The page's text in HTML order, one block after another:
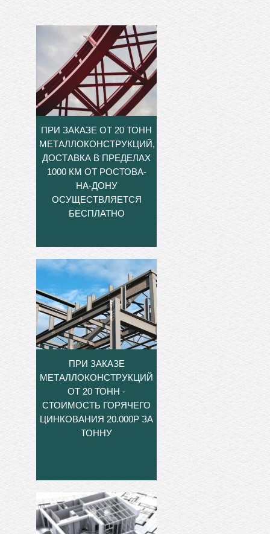
ПРИ ЗАКАЗЕ ОТ 20 ТОНН
МЕТАЛЛОКОНСТРУКЦИЙ,
ДОСТАВКА В ПРЕДЕЛАХ
1000 КМ ОТ РОСТОВА-
НА-ДОНУ
ОСУЩЕСТВЛЯЕТСЯ
БЕСПЛАТНО
ПРИ ЗАКАЗЕ
МЕТАЛЛОКОНСТРУКЦИЙ
ОТ 20 ТОНН -
СТОИМОСТЬ ГОРЯЧЕГО
ЦИНКОВАНИЯ 20.000Р ЗА
ТОННУ